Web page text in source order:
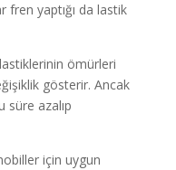
fren yaptığı da lastik
ömürleri
gösterir. Ancak
süre azalıp
için uygun